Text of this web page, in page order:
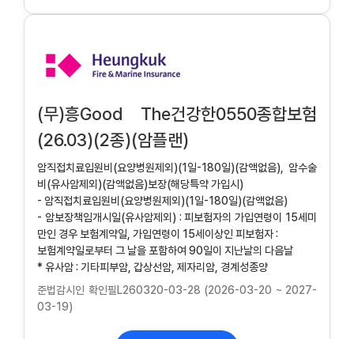
(무)흥Good The건강한0550종합보험
(26.03)(2종)(암플랜)
암직접치료입원비(요양병원제외)(1일-180일)(감액없음), 암수술
비(유사암제외)(감액없음)보장(해당특약 가입시)
- 암직접치료입원비(요양병원제외)(1일-180일)(감액없음)
- 암보장책임개시일(유사암제외) : 피보험자의 가입연령이 15세미
만인 경우 보험계약일, 가입연령이 15세이상인 피보험자 :
보험계약일로부터 그 날을 포함하여 90일이 지난날의 다음날
* 유사암 : 기타피부암, 갑상선암, 제자리암, 경계성종양
준법감시인 확인필L260320-03-28 (2026-03-20 ~ 2027-
03-19)